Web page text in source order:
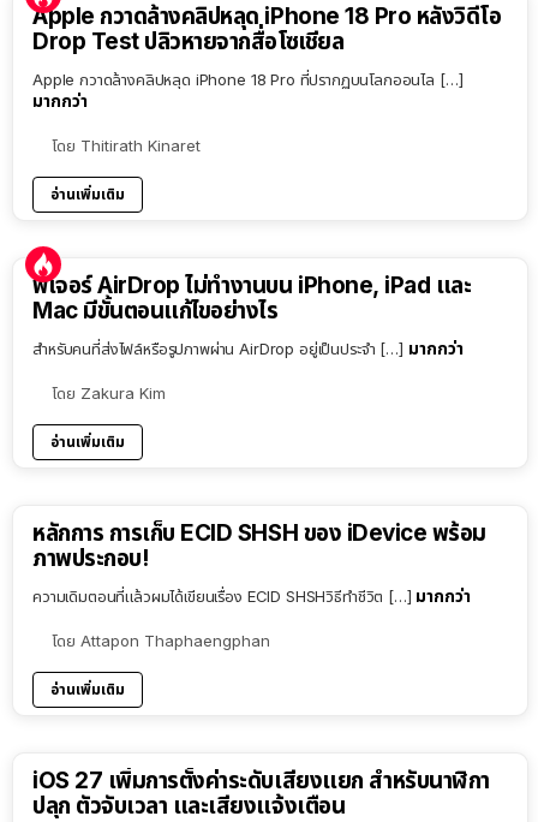
Apple กวาดล้างคลิปหลุด iPhone 18 Pro หลังวิดีโอ
Drop Test ปลิวหายจากสื่อโซเชียล
Apple กวาดล้างคลิปหลุด iPhone 18 Pro ที่ปรากฏบนโลกออนไล […]
มากกว่า
โดย Thitirath Kinaret
อ่านเพิ่มเติม
ฟีเจอร์ AirDrop ไม่ทำงานบน iPhone, iPad และ
Mac มีขั้นตอนแก้ไขอย่างไร
สำหรับคนที่ส่งไฟล์หรือรูปภาพผ่าน AirDrop อยู่เป็นประจำ […] มากกว่า
โดย Zakura Kim
อ่านเพิ่มเติม
หลักการ การเก็บ ECID SHSH ของ iDevice พร้อม
ภาพประกอบ!
ความเดิมตอนที่แล้วผมได้เขียนเรื่อง ECID SHSHวิธีทำชีวิต […] มากกว่า
โดย Attapon Thaphaengphan
อ่านเพิ่มเติม
iOS 27 เพิ่มการตั้งค่าระดับเสียงแยก สำหรับนาฬิกา
ปลุก ตัวจับเวลา และเสียงแจ้งเตือน